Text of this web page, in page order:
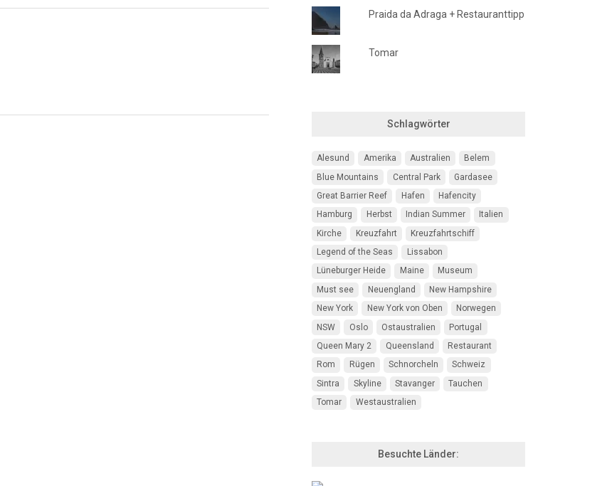
Praida da Adraga + Restauranttipp
Tomar
Schlagwörter
Alesund Amerika Australien
Belem
Blue Mountains
Central Park
Gardasee
Great Barrier Reef
Hafen
Hafencity
Hamburg
Herbst Indian Summer
Italien
Kirche
Kreuzfahrt
Kreuzfahrtschiff
Legend of the Seas
Lissabon
Lüneburger Heide
Maine
Museum
Must see
Neuengland
New Hampshire
New York
New York von Oben
Norwegen
NSW
Oslo Ostaustralien
Portugal
Queen Mary 2
Queensland
Restaurant
Rom
Rügen Schnorcheln
Schweiz
Sintra
Skyline Stavanger
Tauchen
Tomar
Westaustralien
Besuchte Länder: